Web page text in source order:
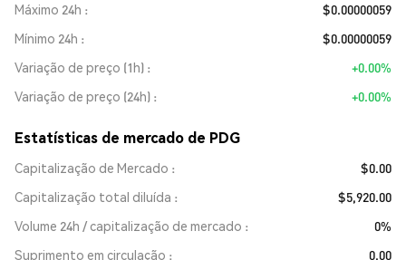
Máximo 24h
$0.00000059
Mínimo 24h
$0.00000059
Variação de preço (1h)
+0.00%
Variação de preço (24h)
+0.00%
Estatísticas de mercado de PDG
Capitalização de Mercado
$0.00
Capitalização total diluída
$5,920.00
Volume 24h / capitalização de mercado
0%
Suprimento em circulação
0.00